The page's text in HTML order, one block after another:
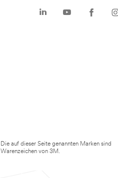
Die auf dieser Seite genannten Marken sind
Warenzeichen von 3M.